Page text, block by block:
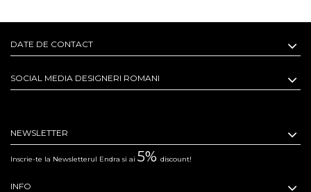
DATE DE CONTACT
SOCIAL MEDIA DESIGNERI ROMANI
NEWSLETTER
Inscrie-te la Newsletterul Endra si ai 5% discount!
INFO